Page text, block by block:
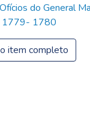
do General
1779- 1780
item completo